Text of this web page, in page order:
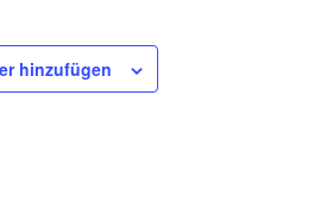
hinzufügen